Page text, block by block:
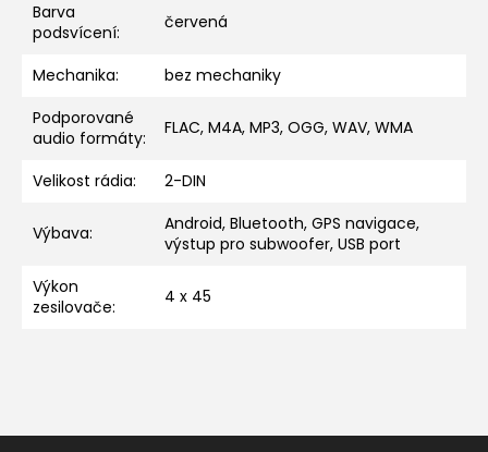
Barva
podsvícení: červená
Mechanika:
bez mechaniky
Podporované
audio formáty: FLAC, M4A, MP3, OGG, WAV, WMA
Velikost rádia: 2-DIN
Výbava:
Android, Bluetooth, GPS navigace,
výstup pro subwoofer, USB port
Výkon
zesilovače: 4 x 45